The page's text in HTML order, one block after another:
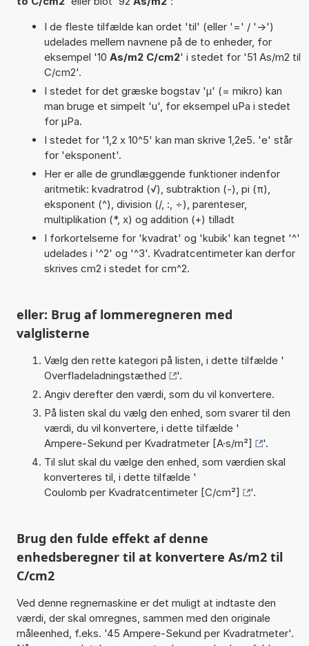
I de fleste tilfælde kan ordet 'til' (eller '=' / '->')
udelades mellem navnene på de to enheder, for
eksempel '10 As/m2 C/cm2' i stedet for '51 As/m2 til
C/cm2'.
I stedet for det græske bogstav 'µ' (= mikro) kan
man bruge et simpelt 'u', for eksempel uPa i stedet
for µPa.
I stedet for '1,2 x 10^5' kan man skrive 1,2e5. 'e' står
for 'eksponent'.
Her er alle de grundlæggende funktioner indenfor
aritmetik: kvadratrod (√), subtraktion (-), pi (π),
eksponent (^), division (/, :, ÷), parenteser,
multiplikation (*, x) og addition (+) tilladt
I forkortelserne for 'kvadrat' og 'kubik' kan tegnet '^'
udelades i '^2' og '^3'. Kvadratcentimeter kan derfor
skrives cm2 i stedet for cm^2.
eller: Brug af lommeregneren med
valglisterne
Vælg den rette kategori på listen, i dette tilfælde '
Overfladeladningstæthed
'.
Angiv derefter den værdi, som du vil konvertere.
På listen skal du vælg den enhed, som svarer til den
værdi, du vil konvertere, i dette tilfælde '
Ampere-Sekund per Kvadratmeter [A·s/m²]
'.
Til slut skal du vælge den enhed, som værdien skal
konverteres til, i dette tilfælde '
Coulomb per Kvadratcentimeter [C/cm²]
'.
Brug den fulde effekt af denne
enhedsberegner til at konvertere As/m2 til
C/cm2
Ved denne regnemaskine er det muligt at indtaste den
værdi, der skal omregnes, sammen med den originale
måleenhed, f.eks. '45 Ampere-Sekund per Kvadratmeter'.